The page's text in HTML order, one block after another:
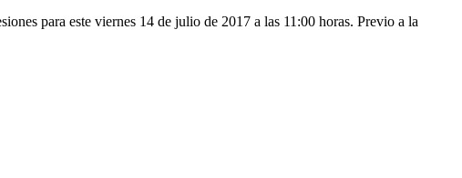
para este viernes 14 de julio de 2017 a las 11:00 horas. Previo a la